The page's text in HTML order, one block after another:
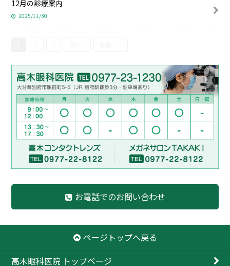
12月の診療案内
2025/11/30
お電話でのお問い合わせ
ページトップへ戻る
高木眼科医院 トップページ